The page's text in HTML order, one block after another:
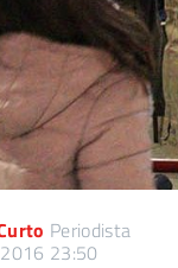
Periodista
23:50